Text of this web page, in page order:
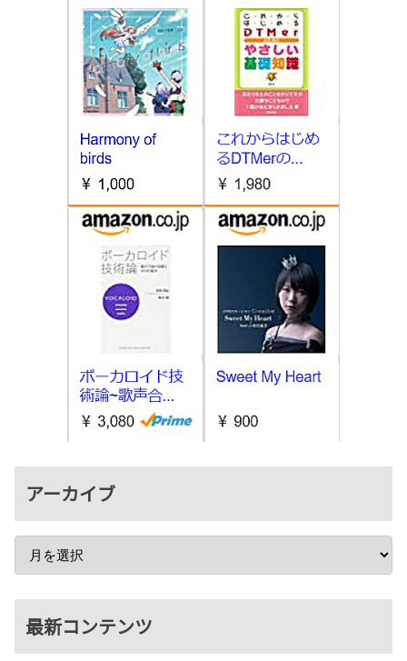
アーカイブ
最新コンテンツ